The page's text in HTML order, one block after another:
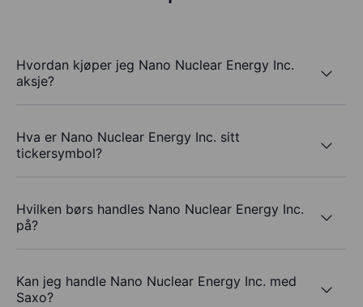
Hvordan kjøper jeg Nano Nuclear Energy Inc.
aksje?
Hva er Nano Nuclear Energy Inc. sitt
tickersymbol?
Hvilken børs handles Nano Nuclear Energy Inc.
på?
Kan jeg handle Nano Nuclear Energy Inc. med
Saxo?